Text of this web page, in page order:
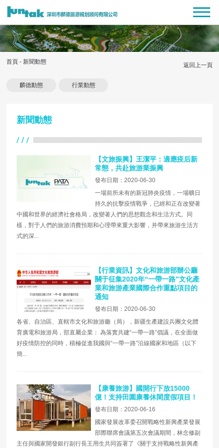
返回上一頁
首頁 - 新聞動態
麟德動態 行業動態
新聞動態
【文旅振興】王潔平：適應疫后新
常態，共赴旅游業振興
發布日期：2020-06-30
一場前所未有的新冠肺炎疫情，一場曠日
持久的抗擊疫情戰爭，已經和正在改變著
中國和世界的經濟社會格局，改變著人們的思想觀念和生活方式。同
樣，對于人們的旅游消費預期和心理帶來重大影響，并帶來旅游生活方
式的深...
【行業資訊】文化和旅游部辦公廳
關于征集2020年“一帶一路”文化產
業和旅游產業國際合作重點項目的
通知
發布日期：2020-06-30
各省、自治區、直轄市文化和旅游廳（局），新疆生產建設兵團文化體
育廣電和旅游局，部直屬企業： 為落實共建“一帶一路”倡議，在全面做
好疫情防控的同時，積極促進我國與“一帶一路”沿線國家和地區（以下
簡...
【康養旅游】國開行下放15000
億！支持田園康養休閑度假項目！
發布日期：2020-06-16
國家發展改革委召開戰略性新興產業發展
部際聯席會議第五次會議期間，林念修副
主任與國家開發銀行副行長王用生共同簽署了《關于支持戰略性新興產